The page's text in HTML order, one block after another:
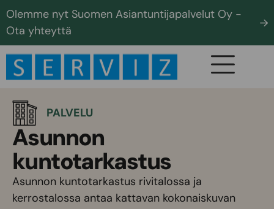
Olemme nyt Suomen Asiantuntijapalvelut Oy -
Ota yhteyttä
PALVELU
Asunnon
kuntotarkastus
Asunnon kuntotarkastus rivitalossa ja
kerrostalossa antaa kattavan kokonaiskuvan